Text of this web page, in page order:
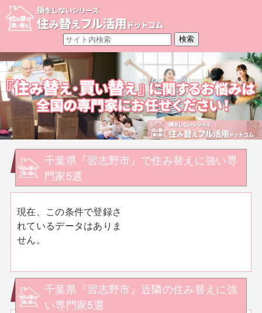
千葉県『習志野市』で住み替えに強い専
門家5選
現在、この条件で登録さ
れているデータはありま
せん。
千葉県『習志野市』近隣の住み替えに強
い専門家5選